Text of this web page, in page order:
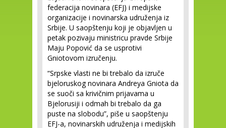
federacija novinara (EFJ) i medijske
organizacije i novinarska udruženja iz
Srbije. U saopštenju koji je objavljen u
petak pozivaju ministricu pravde Srbije
Maju Popović da se usprotivi
Gniotovom izručenju.
“Srpske vlasti ne bi trebalo da izruče
bjeloruskog novinara Andreya Gniota da
se suoči sa krivičnim prijavama u
Bjelorusiji i odmah bi trebalo da ga
puste na slobodu”, piše u saopštenju
EFJ-a, novinarskih udruženja i medijskih